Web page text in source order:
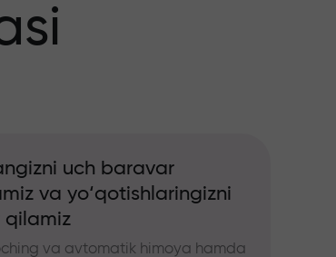
uch baravar
va yo‘qotishlaringizni
qilamiz
va avtomatik himoya hamda